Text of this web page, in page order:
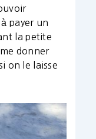
payer un
la petite
donner
on le laisse